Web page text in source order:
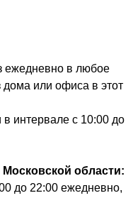
ежедневно в любое
дома или офиса в этот
интервале с 10:00 до
области:
до 22:00 ежедневно,